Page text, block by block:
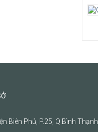
Biên Phủ, P.25, Q.Bình Thạnh,